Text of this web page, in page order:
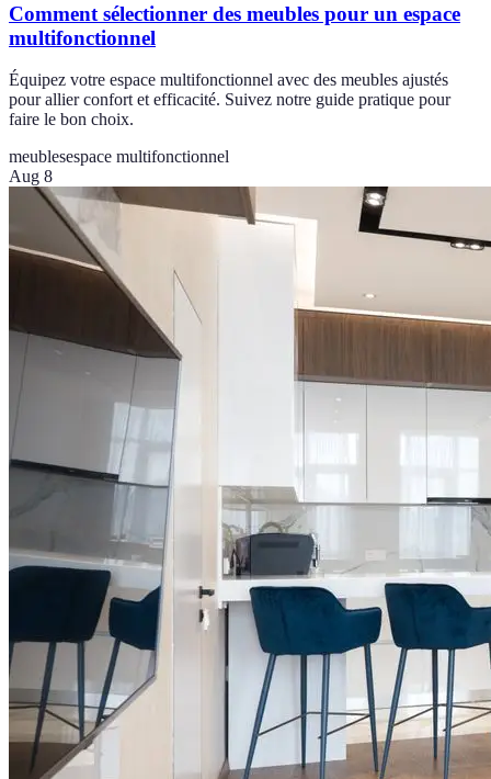
Comment sélectionner des meubles pour un espace
multifonctionnel
Équipez votre espace multifonctionnel avec des meubles ajustés
pour allier confort et efficacité. Suivez notre guide pratique pour
faire le bon choix.
meublesespace multifonctionnel
Aug 8